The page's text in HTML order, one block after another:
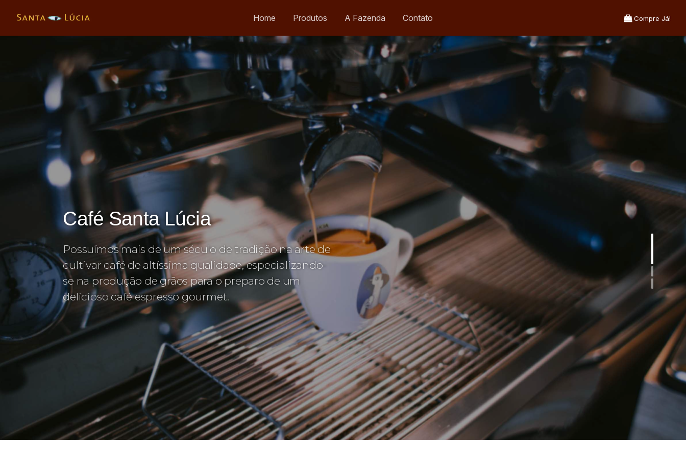
Home Produtos A Fazenda Contato Compre Já!
Café Santa Lúcia
Possuímos mais de um século de tradição na arte de
cultivar café de altíssima qualidade, especializando-
se na produção de grãos para o preparo de um
delicioso café espresso gourmet.